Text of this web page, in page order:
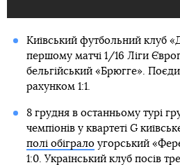
Київський футбольний клуб
першому матчі 1/16 Ліги
бельгійський «Брюгге».
рахунком 1:1.
8 грудня в останньому турі
чемпіонів у квартеті G
полі обігралоугорський
1:0. Український клуб посів